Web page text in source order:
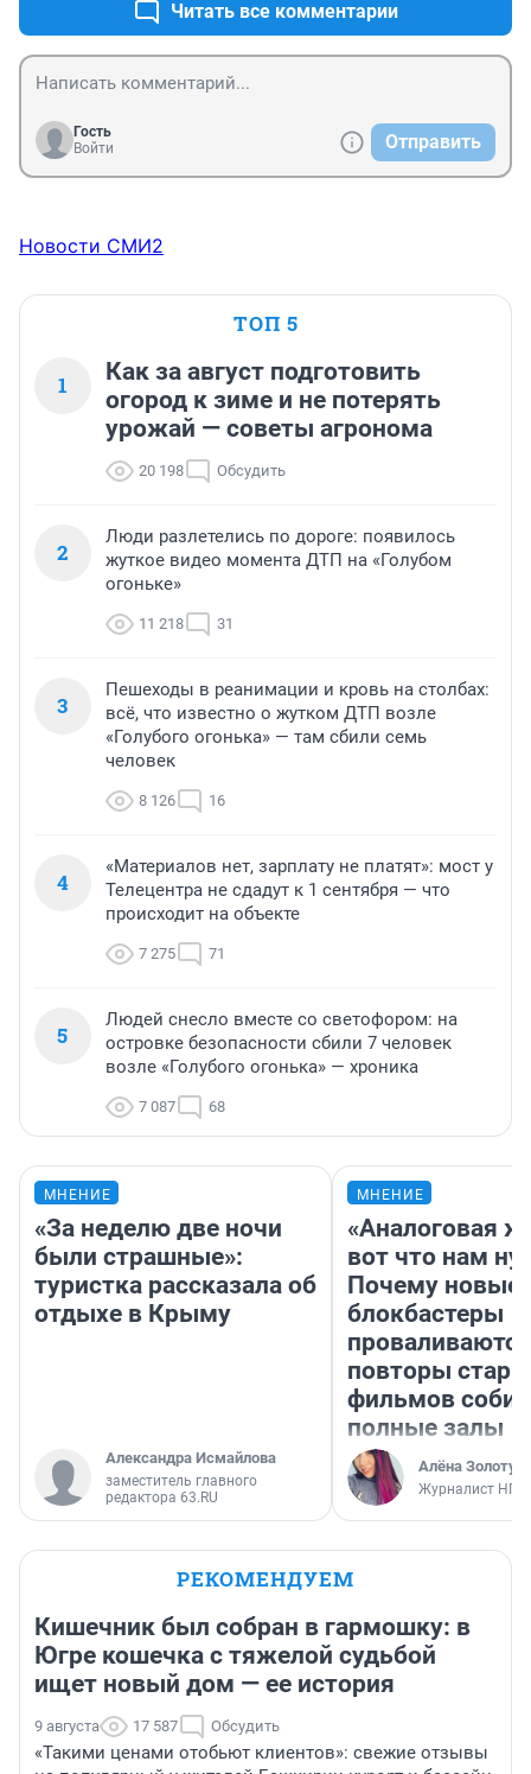
Читать все комментарии
Гость
Войти
Отправить
Новости СМИ2
ТОП 5
1
Как за август подготовить
огород к зиме и не потерять
урожай — советы агронома
20 198 Обсудить
2
Люди разлетелись по дороге: появилось
жуткое видео момента ДТП на «Голубом
огоньке»
11 218 31
3
Пешеходы в реанимации и кровь на столбах:
всё, что известно о жутком ДТП возле
«Голубого огонька» — там сбили семь
человек
8 126 16
4
«Материалов нет, зарплату не платят»: мост у
Телецентра не сдадут к 1 сентября — что
происходит на объекте
7 275 71
5
Людей снесло вместе со светофором: на
островке безопасности сбили 7 человек
возле «Голубого огонька» — хроника
7 087 68
МНЕНИЕ
«За неделю две ночи
были страшные»:
туристка рассказала об
отдыхе в Крыму
Александра Исмайлова
заместитель главного
редактора 63.RU
МНЕНИЕ
«Аналоговая
вот что нам
Почему новые
блокбастеры
повторы
фильмов
полные залы
Алёна
Журналист НГС
РЕКОМЕНДУЕМ
Кишечник был собран в гармошку: в
Югре кошечка с тяжелой судьбой
ищет новый дом — ее история
9 августа 17 587 Обсудить
«Такими ценами отобьют клиентов»: свежие отзывы